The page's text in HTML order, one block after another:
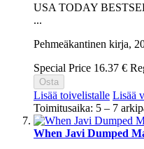
USA TODAY
...
Pehmeäkantinen kirja,
Special Price 16.37 €
Osta
Lisää toivelistalle Lisää
Toimitusaika: 5 – 7
When Javi Dumped